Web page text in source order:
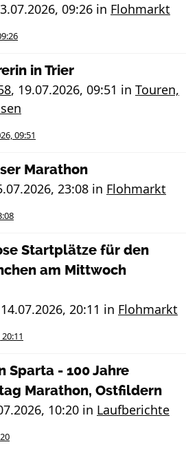
09:26 in Flohmarkt
in Trier
, 19.07.2026, 09:51 in Touren,
09:51
Marathon
23:08 in Flohmarkt
Startplätze für den
am Mittwoch
14.07.2026, 20:11 in Flohmarkt
Sparta - 100 Jahre
Marathon, Ostfildern
10:20 in Laufberichte